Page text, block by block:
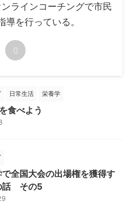
ラインコーチングで市民
導を行っている。
日常生活 栄養学
食べよう
全国大会の出場権を獲得す
話 その5